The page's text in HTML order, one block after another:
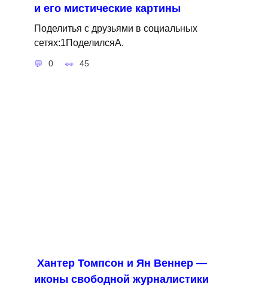
и его мистические картины
Поделитья с друзьями в социальных
сетях:1ПоделилсяA.
0 45
Хантер Томпсон и Ян Веннер —
иконы свободной журналистики